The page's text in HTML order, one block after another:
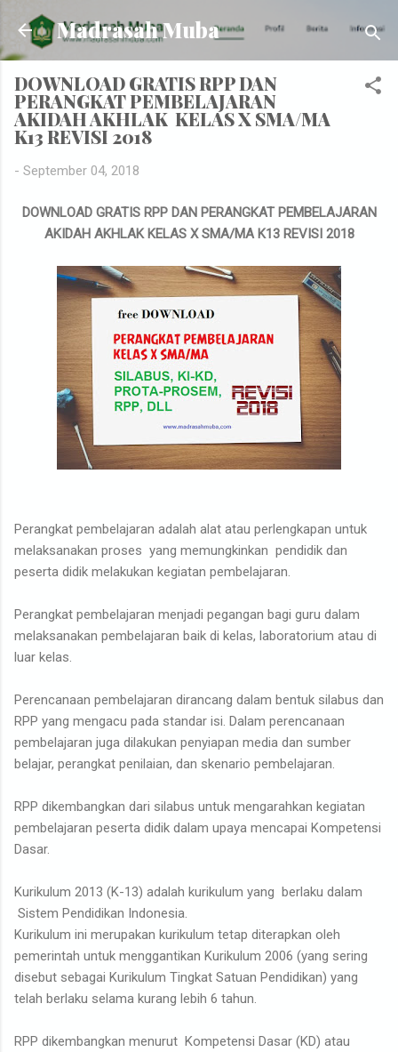
Skip to main content
Madrasah Muba
DOWNLOAD GRATIS RPP DAN
PERANGKAT PEMBELAJARAN
AKIDAH AKHLAK KELAS X SMA/MA
K13 REVISI 2018
- September 04, 2018
DOWNLOAD GRATIS RPP DAN PERANGKAT PEMBELAJARAN
AKIDAH AKHLAK KELAS X SMA/MA K13 REVISI 2018
Perangkat pembelajaran adalah alat atau perlengkapan untuk
melaksanakan proses yang memungkinkan pendidik dan
peserta didik melakukan kegiatan pembelajaran.
Perangkat pembelajaran menjadi pegangan bagi guru dalam
melaksanakan pembelajaran baik di kelas, laboratorium atau di
luar kelas.
Perencanaan pembelajaran dirancang dalam bentuk silabus dan
RPP yang mengacu pada standar isi. Dalam perencanaan
pembelajaran juga dilakukan penyiapan media dan sumber
belajar, perangkat penilaian, dan skenario pembelajaran.
RPP dikembangkan dari silabus untuk mengarahkan kegiatan
pembelajaran peserta didik dalam upaya mencapai Kompetensi
Dasar.
Kurikulum 2013 (K-13) adalah kurikulum yang berlaku dalam
Sistem Pendidikan Indonesia.
Kurikulum ini merupakan kurikulum tetap diterapkan oleh
pemerintah untuk menggantikan Kurikulum 2006 (yang sering
disebut sebagai Kurikulum Tingkat Satuan Pendidikan) yang
telah berlaku selama kurang lebih 6 tahun.
RPP dikembangkan menurut Kompetensi Dasar (KD) atau